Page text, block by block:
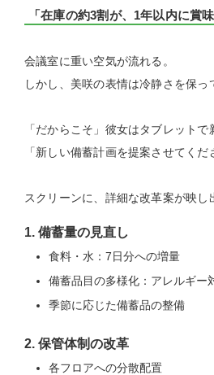
「在庫の約3割が、1年以内に賞
会議室に重い空気が流れる。
しかし、美咲の表情は冷静さを保っ
「だからこそ」彼女はタブレットで
「新しい備蓄計画を提案させてくだ
スクリーンに、詳細な改革案が映し
1. 備蓄量の見直し
食料・水：7日分への増量
備蓄品目の多様化：アレルギー
季節に応じた備蓄品の整備
2. 保管体制の改革
各フロアへの分散配置